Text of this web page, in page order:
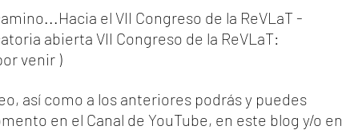
el VII Congreso de la ReVLaT -
abierta VII Congreso de la ReVLaT:
venir )
así como a los anteriores podrás y puedes
en el Canal de YouTube, en este blog y/o en